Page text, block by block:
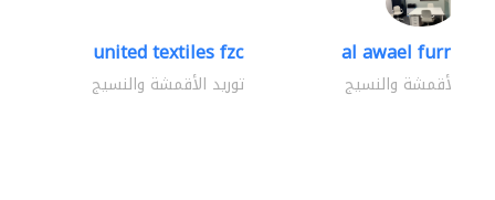
united textiles fzc
توريد الأقمشة والنسيج
al awael
الأقمشة والنسيج